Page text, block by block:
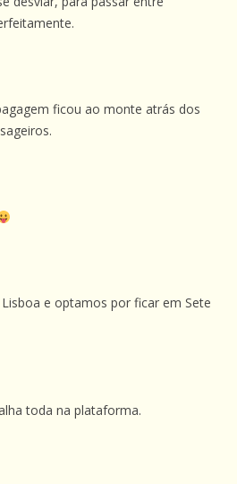
ficou ao monte atrás dos
e optamos por ficar em Sete
toda na plataforma.